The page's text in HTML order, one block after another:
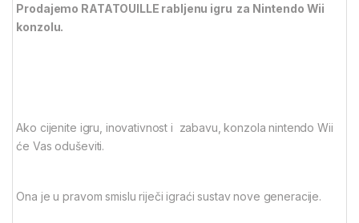
Prodajemo RATATOUILLE rabljenu igru za Nintendo Wii
konzolu.
Ako cijenite igru, inovativnost i zabavu, konzola nintendo Wii
će Vas oduševiti.
Ona je u pravom smislu riječi igraći sustav nove generacije.